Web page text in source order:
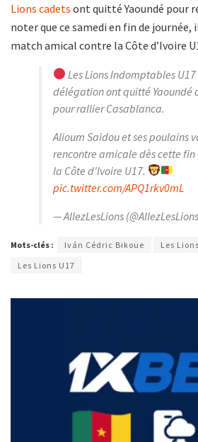
Lions cadets ont quitté Yaoundé pour
noter que ce samedi en fin de
match amical contre la Côte d’Ivoire
Les Lions Indomptables
délégation ont quitté Yaoundé
pour rallier Casablanca.
Alioum Saidou et ses poulains
rencontre amicale dès cette fin
la Côte d'Ivoire U17.
pic.twitter.com/APQ1rkv0mL
— AllezLesLions
Mots-clés : Iván Cédric Bikoue
Les
Les Lions U17